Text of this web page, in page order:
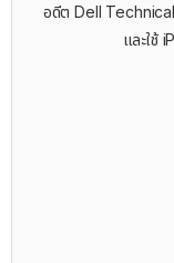
อดีต Dell
และใช้